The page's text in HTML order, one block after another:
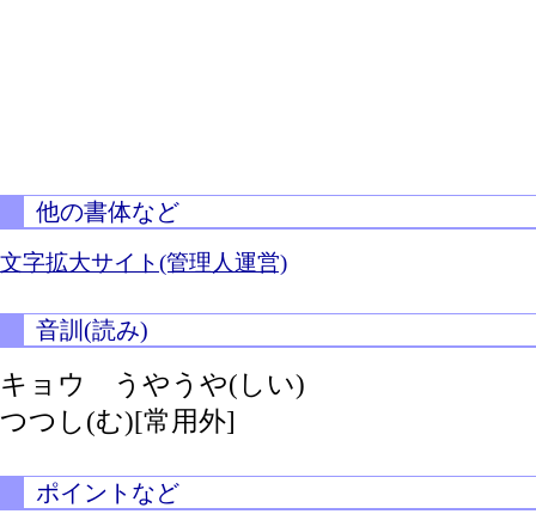
他の書体など
文字拡大サイト(管理人運営)
音訓(読み)
キョウ
うやうや(しい)
つつし(む)[常用外]
ポイントなど